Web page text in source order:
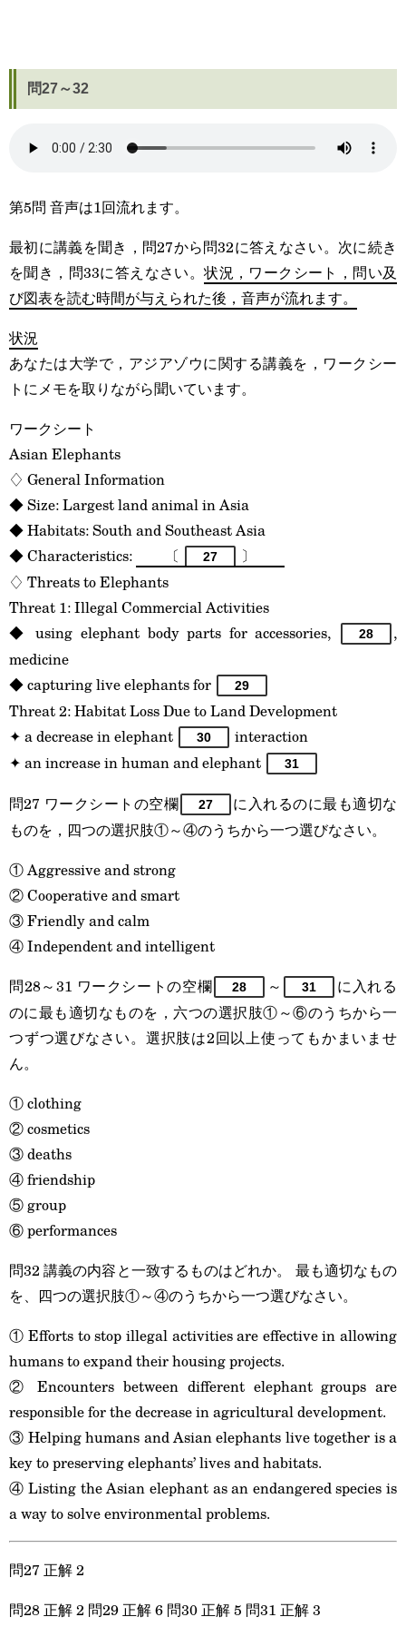
問27～32
第5問 音声は1回流れます。
最初に講義を聞き，問27から問32に答えなさい。次に続き
を聞き，問33に答えなさい。状況，ワークシート，問い及
び図表を読む時間が与えられた後，音声が流れます。
状況
あなたは大学で，アジアゾウに関する講義を，ワークシー
トにメモを取りながら聞いています。
ワークシート
Asian Elephants
♢ General Information
◆ Size: Largest land animal in Asia
◆ Habitats: South and Southeast Asia
◆ Characteristics:
〔 27
〕
♢ Threats to Elephants
Threat 1: Illegal Commercial Activities
◆ using elephant body parts for accessories,
28
,
medicine
◆ capturing live elephants for
29
Threat 2: Habitat Loss Due to Land Development
✦ a decrease in elephant
30
interaction
✦ an increase in human and elephant
31
問27 ワークシートの空欄 27
に入れるのに最も適切な
ものを，四つの選択肢①～④のうちから一つ選びなさい。
① Aggressive and strong
② Cooperative and smart
③ Friendly and calm
④ Independent and intelligent
問28～31 ワークシートの空欄
28 ～ 31
に入れる
のに最も適切なものを，六つの選択肢①～⑥のうちから一
つずつ選びなさい。選択肢は2回以上使ってもかまいませ
ん。
① clothing
② cosmetics
③ deaths
④ friendship
⑤ group
⑥ performances
問32 講義の内容と一致するものはどれか。 最も適切なもの
を、四つの選択肢①～④のうちから一つ選びなさい。
① Efforts to stop illegal activities are effective in allowing
humans to expand their housing projects.
② Encounters between different elephant groups are
responsible for the decrease in agricultural development.
③ Helping humans and Asian elephants live together is a
key to preserving elephants’ lives and habitats.
④ Listing the Asian elephant as an endangered species is
a way to solve environmental problems.
問27 正解 2
問28 正解 2 問29 正解 6 問30 正解 5 問31 正解 3